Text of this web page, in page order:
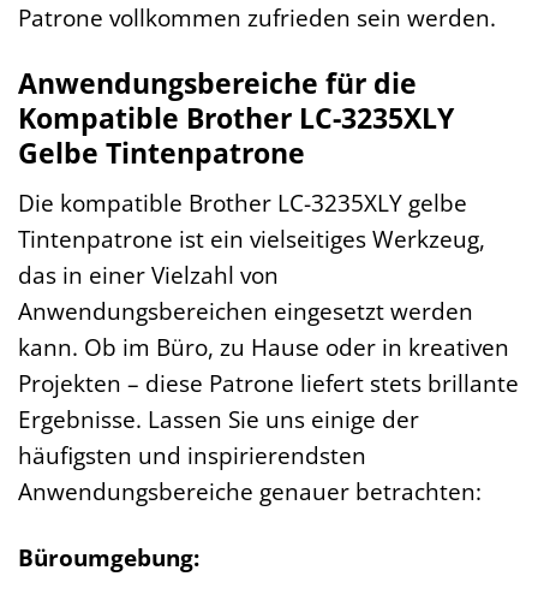
Patrone vollkommen zufrieden sein werden.
Anwendungsbereiche für die
Kompatible Brother LC-3235XLY
Gelbe Tintenpatrone
Die kompatible Brother LC-3235XLY gelbe
Tintenpatrone ist ein vielseitiges Werkzeug,
das in einer Vielzahl von
Anwendungsbereichen eingesetzt werden
kann. Ob im Büro, zu Hause oder in kreativen
Projekten – diese Patrone liefert stets brillante
Ergebnisse. Lassen Sie uns einige der
häufigsten und inspirierendsten
Anwendungsbereiche genauer betrachten:
Büroumgebung: